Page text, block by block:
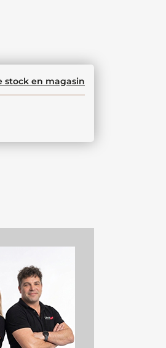
stock en magasin